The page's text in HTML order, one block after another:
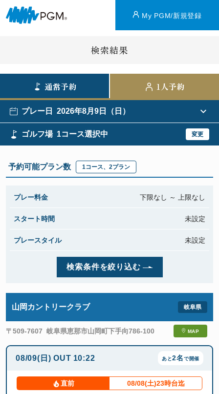
My PGM/新規登録
検索結果
通常予約 1人予約
プレー日 2026年8月9日（日）
ゴルフ場 1コース選択中 変更
予約可能プラン数 1コース、 2プラン
プレー料金 下限なし ～ 上限なし
スタート時間 未設定
プレースタイル 未設定
検索条件を絞り込む
山岡カントリークラブ
〒509-7607 岐阜県恵那市山岡町下手向786-100 MAP
08/09(日)OUT 10:22 あと2名で開催
直前 08/08(土)23時台迄